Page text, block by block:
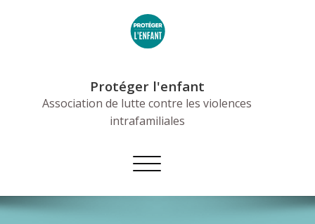
Protéger l'enfant
Association de lutte contre les violences
intrafamiliales
Afficher/masquer
la